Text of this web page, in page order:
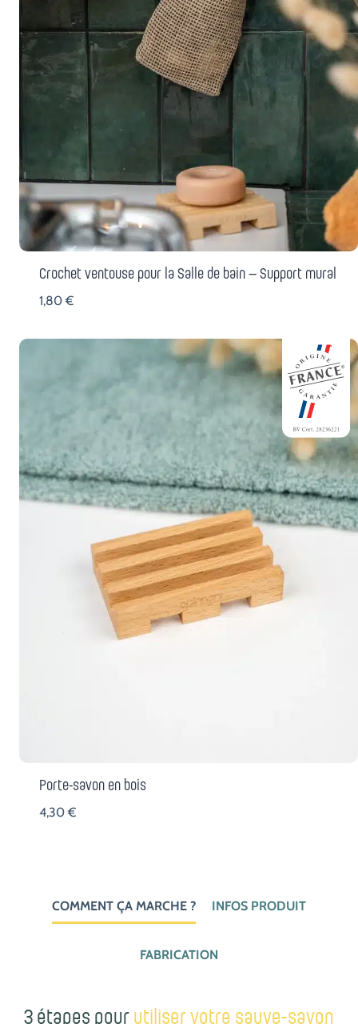
Crochet ventouse pour la Salle de bain – Support mural
1,80€
Porte-savon en bois
4,30€
COMMENT ÇA MARCHE ? INFOS PRODUIT
FABRICATION
3 étapes pour utiliser votre sauve-savon